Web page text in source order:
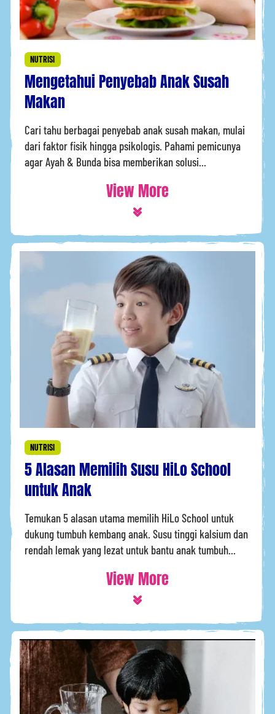
NUTRISI
Mengetahui Penyebab Anak Susah
Makan
Cari tahu berbagai penyebab anak susah makan, mulai
dari faktor fisik hingga psikologis. Pahami pemicunya
agar Ayah & Bunda bisa memberikan solusi...
View More
NUTRISI
5 Alasan Memilih Susu HiLo School
untuk Anak
Temukan 5 alasan utama memilih HiLo School untuk
dukung tumbuh kembang anak. Susu tinggi kalsium dan
rendah lemak yang lezat untuk bantu anak tumbuh...
View More